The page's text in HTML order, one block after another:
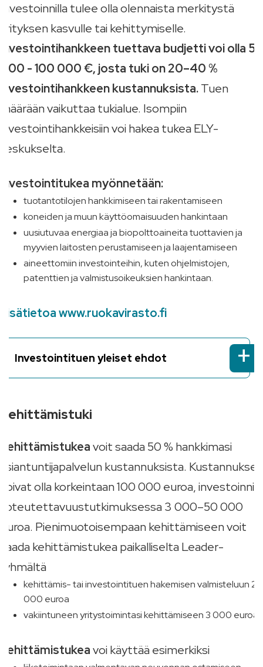
Investoinnilla tulee olla olennaista merkitystä
yrityksen kasvulle tai kehittymiselle.
Investointihankkeen tuettava budjetti voi olla 5
000 - 100 000 €, josta tuki on 20–40 %
investointihankkeen kustannuksista.Tuen
määrään vaikuttaa tukialue. Isompiin
investointihankkeisiin voi hakea tukea ELY-
keskukselta.
Investointitukea myönnetään:
tuotantotilojen hankkimiseen tai rakentamiseen
koneiden ja muun käyttöomaisuuden hankintaan
uusiutuvaa energiaa ja biopolttoaineita tuottavien ja
myyvien laitosten perustamiseen ja laajentamiseen
aineettomiin investointeihin, kuten ohjelmistojen,
patenttien ja valmistusoikeuksien hankintaan.
Lisätietoa www.ruokavirasto.fi
Investointituen yleiset ehdot +
Kehittämistuki
Kehittämistukeavoit saada 50 % hankkimasi
asiantuntijapalvelun kustannuksista. Kustannukset
voivat olla korkeintaan 100 000 euroa, investoinnin
toteutettavuustutkimuksessa 3 000–50 000
euroa. Pienimuotoisempaan kehittämiseen voit
saada kehittämistukea paikalliselta Leader-
ryhmältä
kehittämis- tai investointituen hakemisen valmisteluun 2
000 euroa
vakiintuneen yritystoimintasi kehittämiseen 3 000 euroa.
Kehittämistukeavoi käyttää esimerkiksi